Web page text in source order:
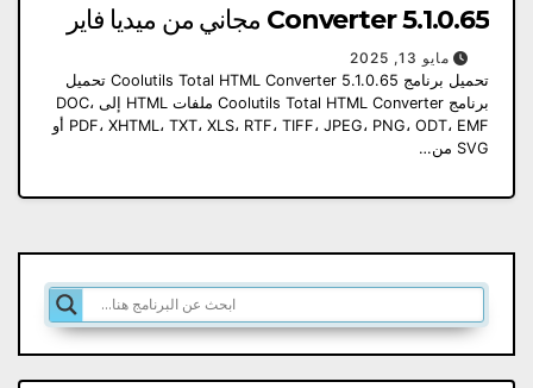
Converter 5.1.0.65 مجاني من ميديا ​​فاير
مايو 13, 2025
تحميل برنامج Coolutils Total HTML Converter 5.1.0.65 تحميل
برنامج Coolutils Total HTML Converter ملفات HTML إلى DOC،
PDF، XHTML، TXT، XLS، RTF، TIFF، JPEG، PNG، ODT، EMF أو
SVG من…